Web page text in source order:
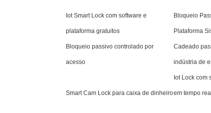
Iot Smart Lock com software e
plataforma gratuitos
Bloqueio
Plataforma
Bloqueio passivo controlado por
acesso
Cadeado
indústria de
Smart Cam Lock para caixa de dinheiro
Iot Lock com
em tempo real